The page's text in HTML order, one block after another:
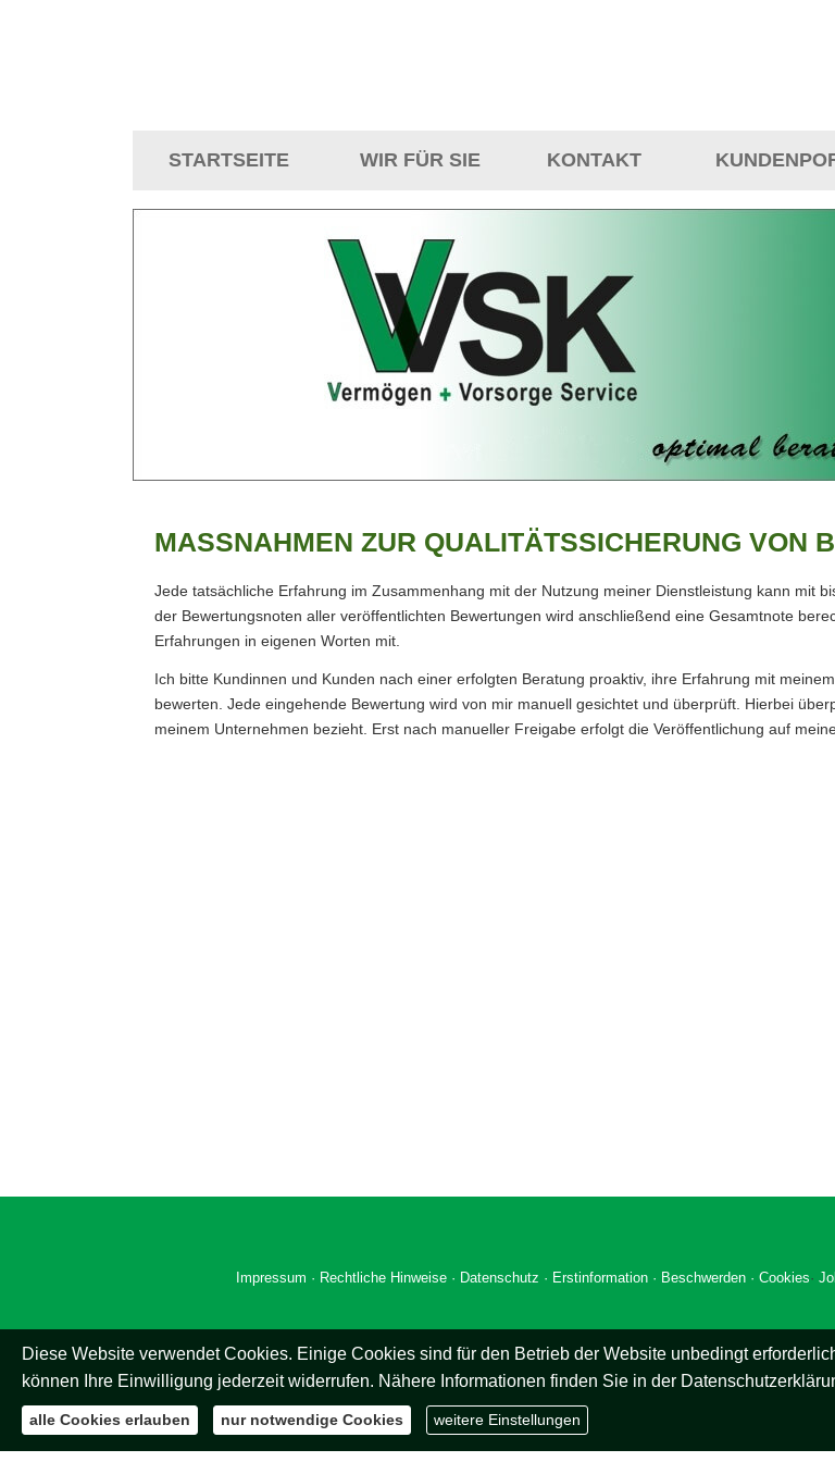
STARTSEITE WIR FÜR SIE KONTAKT
MASSNAHMEN ZUR QUALITÄTSSICHERUNG VON
Jede tatsächliche Erfahrung im Zusammenhang mit der Nutzung meiner Dienstleistung kann mit
der Bewertungsnoten aller veröffentlichten Bewertungen wird anschließend eine Gesamtnote
Erfahrungen in eigenen Worten mit.
Ich bitte Kundinnen und Kunden nach einer erfolgten Beratung proaktiv, ihre Erfahrung mit
bewerten. Jede eingehende Bewertung wird von mir manuell gesichtet und überprüft. Hierbei
meinem Unternehmen bezieht. Erst nach manueller Freigabe erfolgt die Veröffentlichung auf
Impressum · Rechtliche Hinweise · Datenschutz · Erstinformation · Beschwerden · Cookies·
Diese Website verwendet Cookies. Einige Cookies sind für den Betrieb der Website unbedingt
können Ihre Einwilligung jederzeit widerrufen. Nähere Informationen finden Sie in der
alle Cookies erlauben nur notwendige Cookies weitere Einstellungen